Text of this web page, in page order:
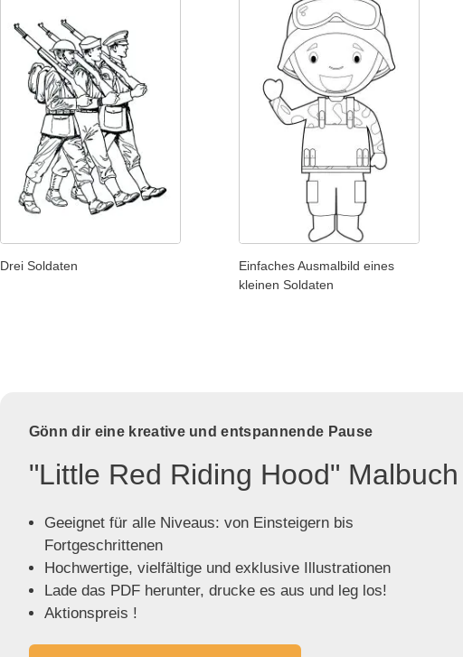
Drei Soldaten
Einfaches Ausmalbild eines
kleinen Soldaten
Gönn dir eine kreative und entspannende Pause
"Little Red Riding Hood" Malbuch
Geeignet für alle Niveaus: von Einsteigern bis
Fortgeschrittenen
Hochwertige, vielfältige und exklusive Illustrationen
Lade das PDF herunter, drucke es aus und leg los!
Aktionspreis !